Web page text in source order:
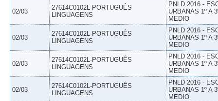
02/03
27614C0102L-PORTUGUÊS
LINGUAGENS
PNLD 2016 -
URBANAS 1º A
MEDIO
02/03
27614C0102L-PORTUGUÊS
LINGUAGENS
PNLD 2016 -
URBANAS 1º A
MEDIO
02/03
27614C0102L-PORTUGUÊS
LINGUAGENS
PNLD 2016 -
URBANAS 1º A
MEDIO
02/03
27614C0102L-PORTUGUÊS
LINGUAGENS
PNLD 2016 -
URBANAS 1º A
MEDIO